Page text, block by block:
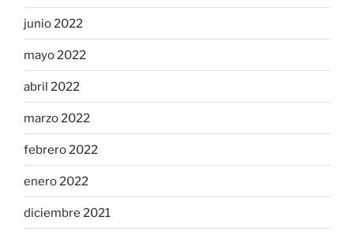
junio 2022
mayo 2022
abril 2022
marzo 2022
febrero 2022
enero 2022
diciembre 2021